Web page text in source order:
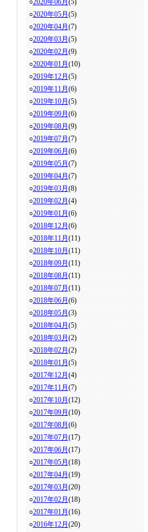
○2020年06月 (5)
○2020年05月 (5)
○2020年04月 (7)
○2020年03月 (5)
○2020年02月 (9)
○2020年01月 (10)
○2019年12月 (5)
○2019年11月 (6)
○2019年10月 (5)
○2019年09月 (6)
○2019年08月 (9)
○2019年07月 (7)
○2019年06月 (6)
○2019年05月 (7)
○2019年04月 (7)
○2019年03月 (8)
○2019年02月 (4)
○2019年01月 (6)
○2018年12月 (6)
○2018年11月 (11)
○2018年10月 (11)
○2018年09月 (11)
○2018年08月 (11)
○2018年07月 (11)
○2018年06月 (6)
○2018年05月 (3)
○2018年04月 (5)
○2018年03月 (2)
○2018年02月 (2)
○2018年01月 (5)
○2017年12月 (4)
○2017年11月 (7)
○2017年10月 (12)
○2017年09月 (10)
○2017年08月 (6)
○2017年07月 (17)
○2017年06月 (17)
○2017年05月 (18)
○2017年04月 (19)
○2017年03月 (20)
○2017年02月 (18)
○2017年01月 (16)
○2016年12月 (20)